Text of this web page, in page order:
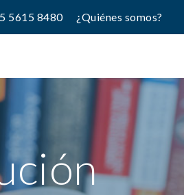
5615 8480 ¿Quiénes somos?